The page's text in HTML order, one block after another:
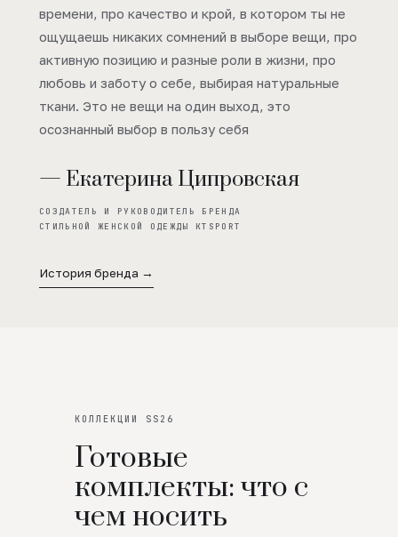
времени, про качество и крой, в котором ты не
ощущаешь никаких сомнений в выборе вещи, про
активную позицию и разные роли в жизни, про
любовь и заботу о себе, выбирая натуральные
ткани. Это не вещи на один выход, это
осознанный выбор в пользу себя
— Екатерина Ципровская
СОЗДАТЕЛЬ И РУКОВОДИТЕЛЬ БРЕНДА
СТИЛЬНОЙ ЖЕНСКОЙ ОДЕЖДЫ KTSPORT
История бренда →
КОЛЛЕКЦИИ SS26
Готовые
комплекты: что с
чем носить